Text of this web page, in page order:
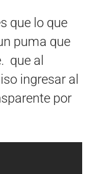
que lo que
puma que
que al
ingresar al
por